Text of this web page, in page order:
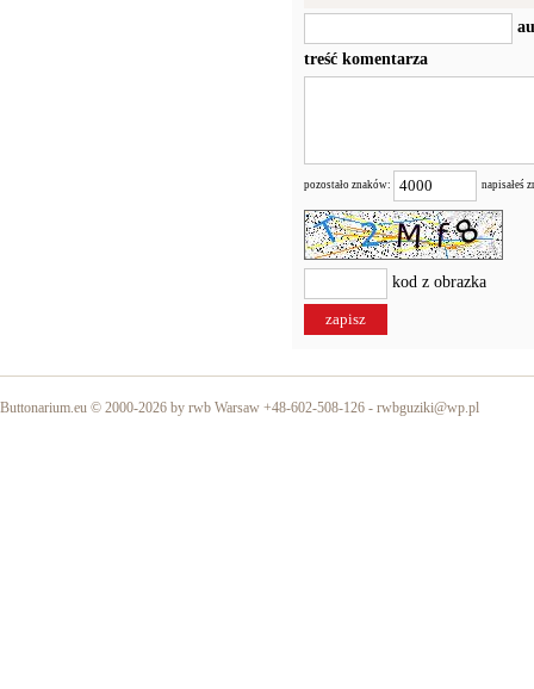
treść komentarza
pozostało znaków: napisałeś
kod z obrazka
Buttonarium.eu © 2000-2026 by rwb Warsaw +48-602-508-126 - rwbguziki@wp.pl